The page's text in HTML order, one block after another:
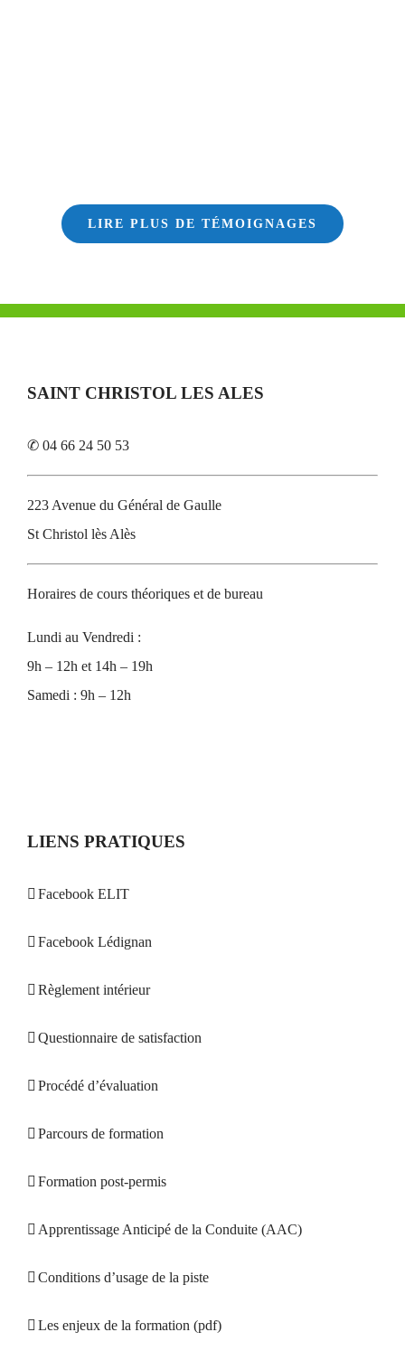
LIRE PLUS DE TÉMOIGNAGES
SAINT CHRISTOL LES ALES
✆ 04 66 24 50 53
223 Avenue du Général de Gaulle
St Christol lès Alès
Horaires de cours théoriques et de bureau
Lundi au Vendredi :
9h – 12h et 14h – 19h
Samedi : 9h – 12h
LIENS PRATIQUES
Facebook ELIT
Facebook Lédignan
Règlement intérieur
Questionnaire de satisfaction
Procédé d’évaluation
Parcours de formation
Formation post-permis
Apprentissage Anticipé de la Conduite (AAC)
Conditions d’usage de la piste
Les enjeux de la formation (pdf)